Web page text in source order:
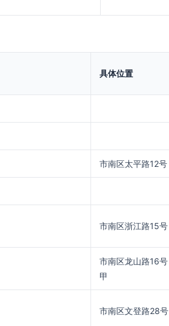
具体位置
市南区太平路12号
市南区浙江路15号
市南区龙山路16号
甲
市南区文登路28号